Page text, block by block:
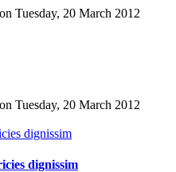
Tuesday, 20 March 2012
Tuesday, 20 March 2012
dignissim